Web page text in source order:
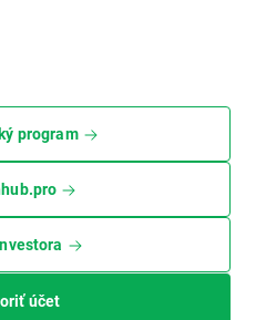
program
účet